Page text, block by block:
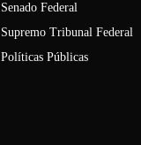
Senado Federal
Supremo Tribunal Federal
Políticas Públicas